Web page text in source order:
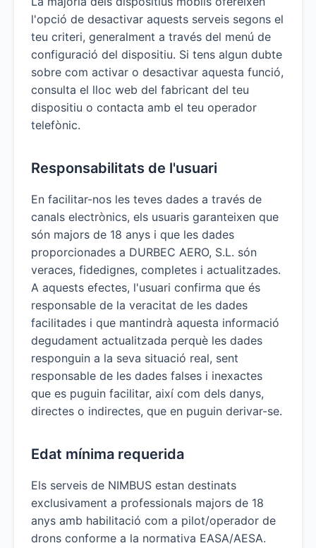
l'opció de desactivar aquests serveis segons el
teu criteri, generalment a través del menú de
configuració del dispositiu. Si tens algun dubte
sobre com activar o desactivar aquesta funció,
consulta el lloc web del fabricant del teu
dispositiu o contacta amb el teu operador
telefònic.
Responsabilitats de l'usuari
En facilitar-nos les teves dades a través de
canals electrònics, els usuaris garanteixen que
són majors de 18 anys i que les dades
proporcionades a DURBEC AERO, S.L. són
veraces, fidedignes, completes i actualitzades.
A aquests efectes, l'usuari confirma que és
responsable de la veracitat de les dades
facilitades i que mantindrà aquesta informació
degudament actualitzada perquè les dades
responguin a la seva situació real, sent
responsable de les dades falses i inexactes
que es puguin facilitar, així com dels danys,
directes o indirectes, que en puguin derivar-se.
Edat mínima requerida
Els serveis de NIMBUS estan destinats
exclusivament a professionals majors de 18
anys amb habilitació com a pilot/operador de
drons conforme a la normativa EASA/AESA.